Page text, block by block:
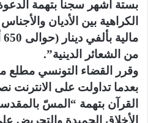
بستة أشهر سجنا بتهمة
الكراهية بين الأديان
من الشعائر الدينية”.
وقرر القضاء التونسي مطلع
بعدما تداولت على الانترنت
القرآن بتهمة “المسّ